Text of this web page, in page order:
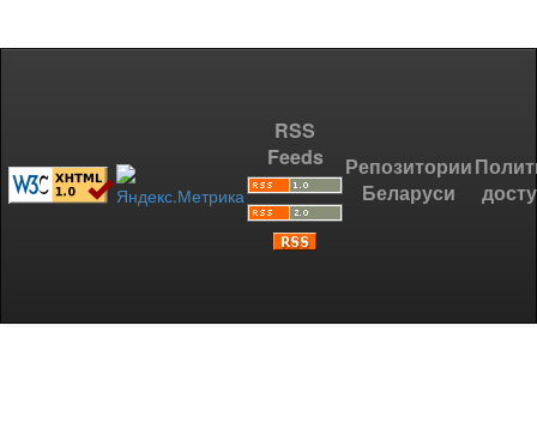
RSS
Feeds
Репозитории
Беларуси